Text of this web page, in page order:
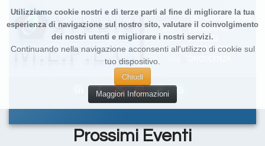
Utilizziamo cookie nostri e di terze parti al fine di migliorare la tua
esperienza di navigazione sul nostro sito, valutare il coinvolgimento
dei nostri utenti e migliorare i nostri servizi.
Continuando nella navigazione acconsenti all'utilizzo di cookie sul
tuo dispositivo.
Chiudi
Maggiori Informazioni
Prossimi Eventi